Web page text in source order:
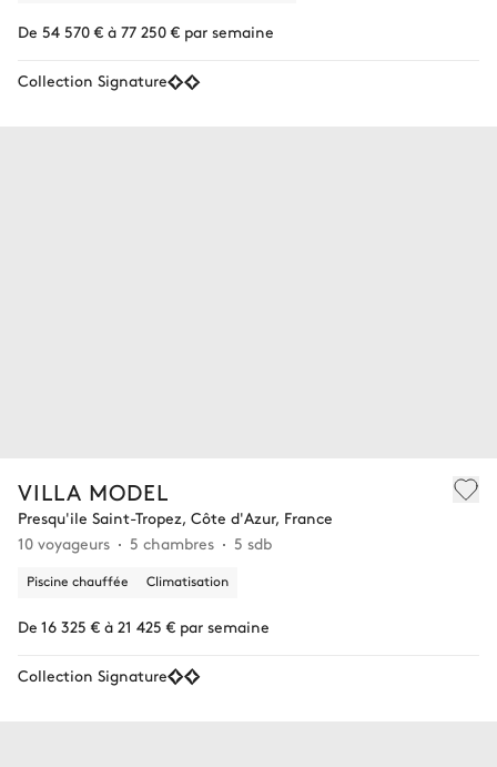
De 54 570 € à 77 250 € par semaine
Collection Signature
VILLA MODEL
Presqu'ile Saint-Tropez, Côte d'Azur, France
10 voyageurs
5 chambres 5 sdb
Piscine chauffée Climatisation
De 16 325 € à 21 425 € par semaine
Collection Signature